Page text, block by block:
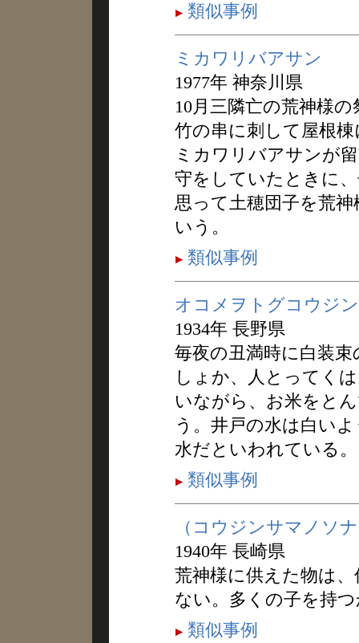
類似事例
ミカワリバアサン
1977年 神奈川県
10月三隣亡の荒神様
竹の串に刺して屋根
ミカワリバアサンが
守をしていたときに
思って土穂団子を荒
いう。
類似事例
オコメヲトグコウジ
1934年 長野県
毎夜の丑満時に白装
しょか、人とってく
いながら、お米をと
う。井戸の水は白い
水だといわれている。
類似事例
（コウジンサマノソ
1940年 長崎県
荒神様に供えた物は
ない。多くの子を持
類似事例